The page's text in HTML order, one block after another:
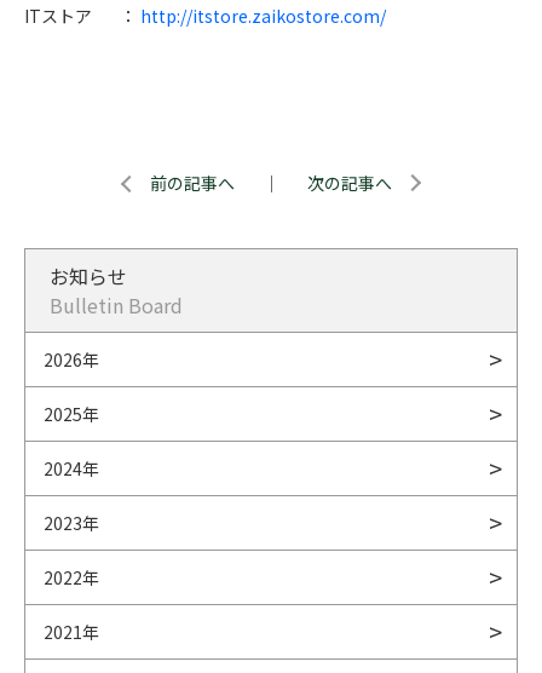
ITストア ： http://itstore.zaikostore.com/
前の記事へ ｜ 次の記事へ
お知らせ
Bulletin Board
2026年
2025年
2024年
2023年
2022年
2021年